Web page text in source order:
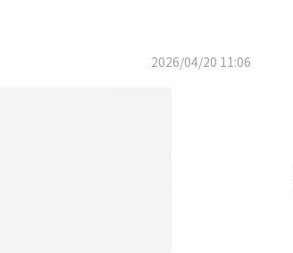
2026/04/20 11:06